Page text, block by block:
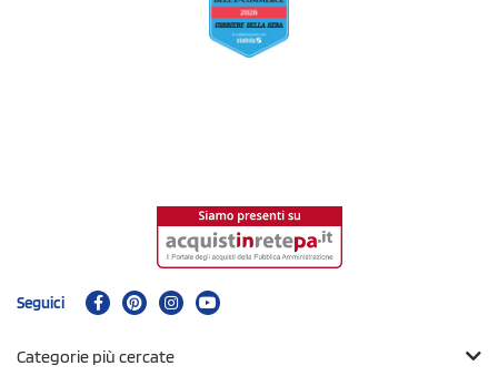
Seguici
Categorie più cercate